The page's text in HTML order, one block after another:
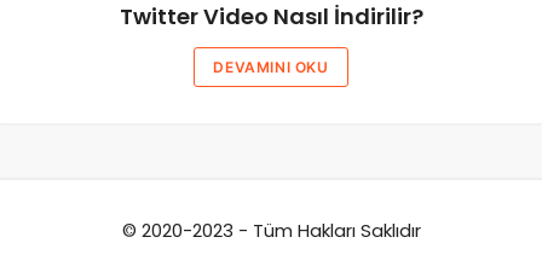
Twitter Video Nasıl İndirilir?
DEVAMINI OKU
© 2020-2023 - Tüm Hakları Saklıdır